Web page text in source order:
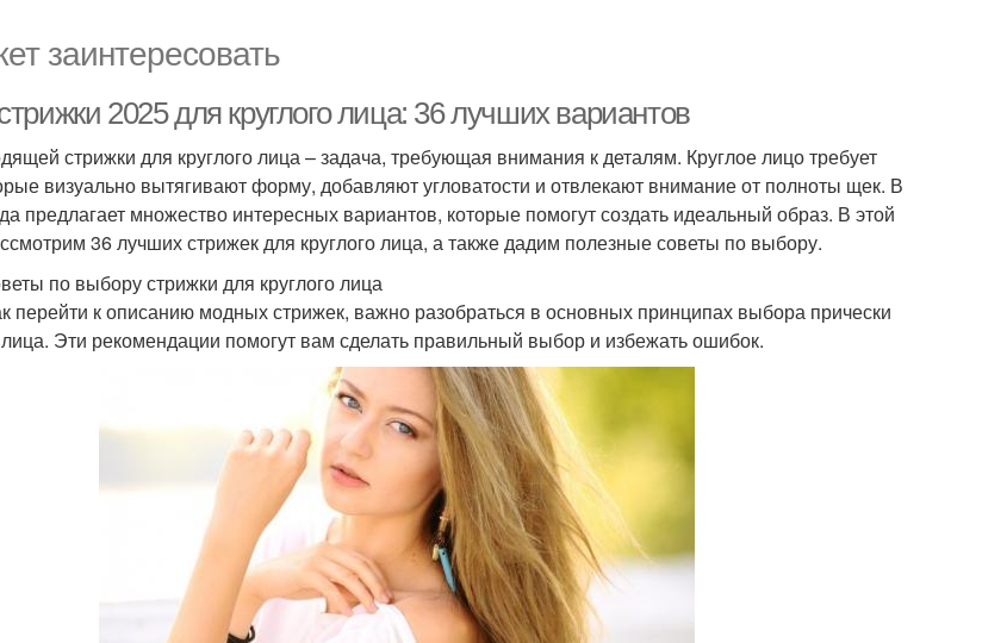
заинтересовать
2025 для круглого лица: 36 лучших вариантов
стрижки для круглого лица – задача, требующая внимания к деталям. Круглое лицо требует
визуально вытягивают форму, добавляют угловатости и отвлекают внимание от полноты щек. В
предлагает множество интересных вариантов, которые помогут создать идеальный образ. В этой
36 лучших стрижек для круглого лица, а также дадим полезные советы по выбору.
по выбору стрижки для круглого лица
перейти к описанию модных стрижек, важно разобраться в основных принципах выбора прически
лица. Эти рекомендации помогут вам сделать правильный выбор и избежать ошибок.